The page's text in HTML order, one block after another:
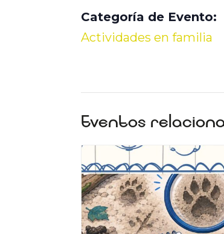
Categoría de Evento:
Actividades en familia
Eventos